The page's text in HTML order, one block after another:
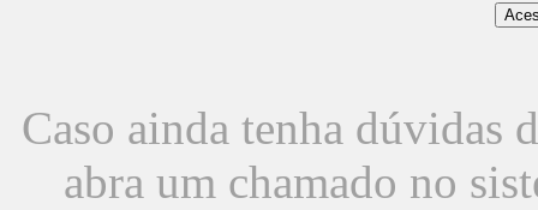
Caso ainda tenha dúvidas
abra um chamado no